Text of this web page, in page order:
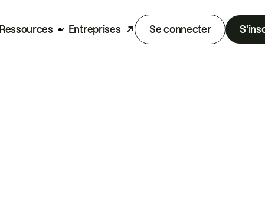
Ressources Entreprises Se connecter